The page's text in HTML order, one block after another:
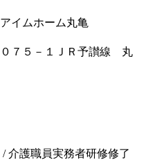
イムホーム丸亀
７５－１
ＪＲ予讃線 丸
介護職員実務者研修修了